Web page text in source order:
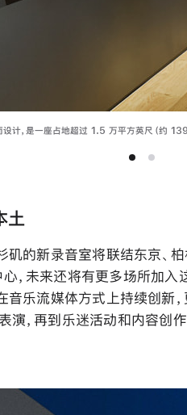
计，是一座占地超过 1.5 万平方英尺（约
土
的新录音室将联结东京、柏
，未来还将有更多场所加入
乐流媒体方式上持续创新
演，再到乐迷活动和内容创